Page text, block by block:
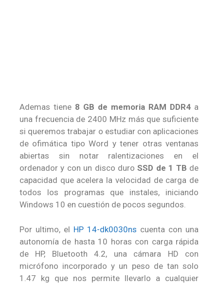
Ademas tiene 8 GB de memoria RAM DDR4 a
una frecuencia de 2400 MHz más que suficiente
si queremos trabajar o estudiar con aplicaciones
de ofimática tipo Word y tener otras ventanas
abiertas sin notar ralentizaciones en el
ordenador y con un disco duroSSD de 1 TB de
capacidad que acelera la velocidad de carga de
todos los programas que instales, iniciando
Windows 10 en cuestión de pocos segundos.
Por ultimo, el HP 14-dk0030ns cuenta con una
autonomía de hasta 10 horas con carga rápida
de HP, Bluetooth 4.2, una cámara HD con
micrófono incorporado y un peso de tan solo
1.47 kg que nos permite llevarlo a cualquier